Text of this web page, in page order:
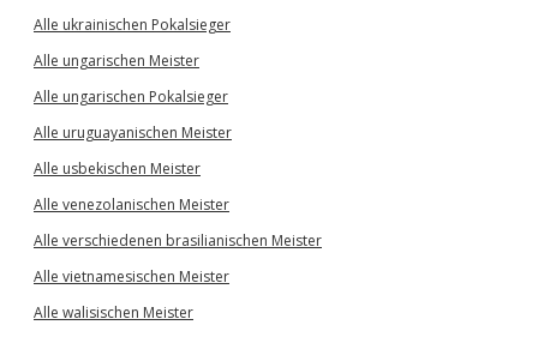
Alle ukrainischen Pokalsieger
Alle ungarischen Meister
Alle ungarischen Pokalsieger
Alle uruguayanischen Meister
Alle usbekischen Meister
Alle venezolanischen Meister
Alle verschiedenen brasilianischen Meister
Alle vietnamesischen Meister
Alle walisischen Meister